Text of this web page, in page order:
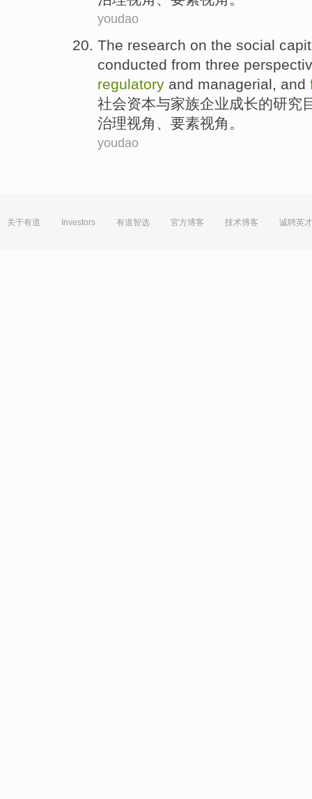
youdao
The research on the social
conducted from three
regulatory and managerial, and
社会资本与家族企业成长的研究
治理视角、 要素视角 。
youdao
关于有道 Investors 有道智选 官方博客 技术博客 诚聘英才